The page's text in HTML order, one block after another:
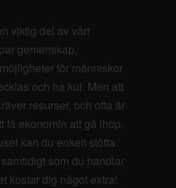
viktig del av vårt
gemenskap,
för människor
och ha kul. Men att
resurser, och ofta är
få ekonomin att gå ihop.
kan du enkelt stötta
som du handlar
kostar dig något extra!